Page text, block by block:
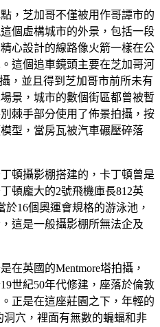
，芝加哥不僅被用作哥譚市的
個虛構城市的外景，包括一段
心設計的線路像火箭一樣在公
這個追車鏡頭主要在芝加哥河
，並且得到芝加哥市前所未有
景，城市的數個街區都曾被暫
棘手部分使用了佈景拍攝，按
型，當房瓦被汽車碾壓碎落
頓攝影棚搭建的，卡丁頓曾是
頓龐大的2號飛機庫長812英
16個奧運會規格的游泳池，
這是一般攝影棚所無法企及
在英國的Mentmore塔拍攝，
世紀50年代修建，座落於​​倫敦
正是在這座莊園之下，年輕的
洞穴，裡面有無數的蝙蝠和非